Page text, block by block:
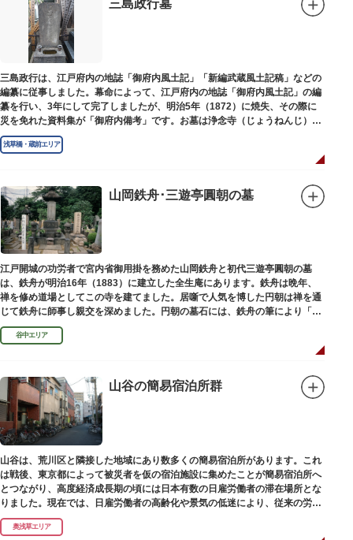
三島政行墓
三島政行は、江戸府内の地誌「御府内風土記」「新編武蔵風土記稿」などの
編纂に従事しました。幕命によって、江戸府内の地誌「御府内風土記」の編
纂を行い、3年にして完了しましたが、明治5年（1872）に焼失、その際に
災を免れた資料集が「御府内備考」です。お墓は浄念寺（じょうねんじ）境
内にあります。
浅草橋・蔵前エリア
山岡鉄舟･三遊亭圓朝の墓
江戸開城の功労者で宮内省御用掛を務めた山岡鉄舟と初代三遊亭圓朝の墓
は、鉄舟が明治16年（1883）に建立した全生庵にあります。鉄舟は晩年、
禅を修め道場としてこの寺を建てました。居噺で人気を博した円朝は禅を通
じて鉄舟に師事し親交を深めました。円朝の墓石には、鉄舟の筆により「三
遊亭円朝無舌居士」とあります。
谷中エリア
山谷の簡易宿泊所群
山谷は、荒川区と隣接した地域にあり数多くの簡易宿泊所があります。これ
は戦後、東京都によって被災者を仮の宿泊施設に集めたことが簡易宿泊所へ
とつながり、高度経済成長期の頃には日本有数の日雇労働者の滞在場所とな
りました。現在では、日雇労働者の高齢化や景気の低迷により、従来の労働
者に代わって、外国人の利用が増えています。
奥浅草エリア